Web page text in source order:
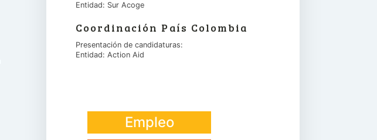
Entidad: Sur Acoge
Coordinación País Colombia
Presentación de candidaturas:
Entidad: Action Aid
Empleo